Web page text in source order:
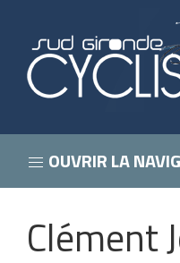
OUVRIR LA
Clément